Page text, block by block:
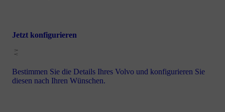
Jetzt konfigurieren
Bestimmen Sie die Details Ihres Volvo und konfigurieren Sie
diesen nach Ihren Wünschen.